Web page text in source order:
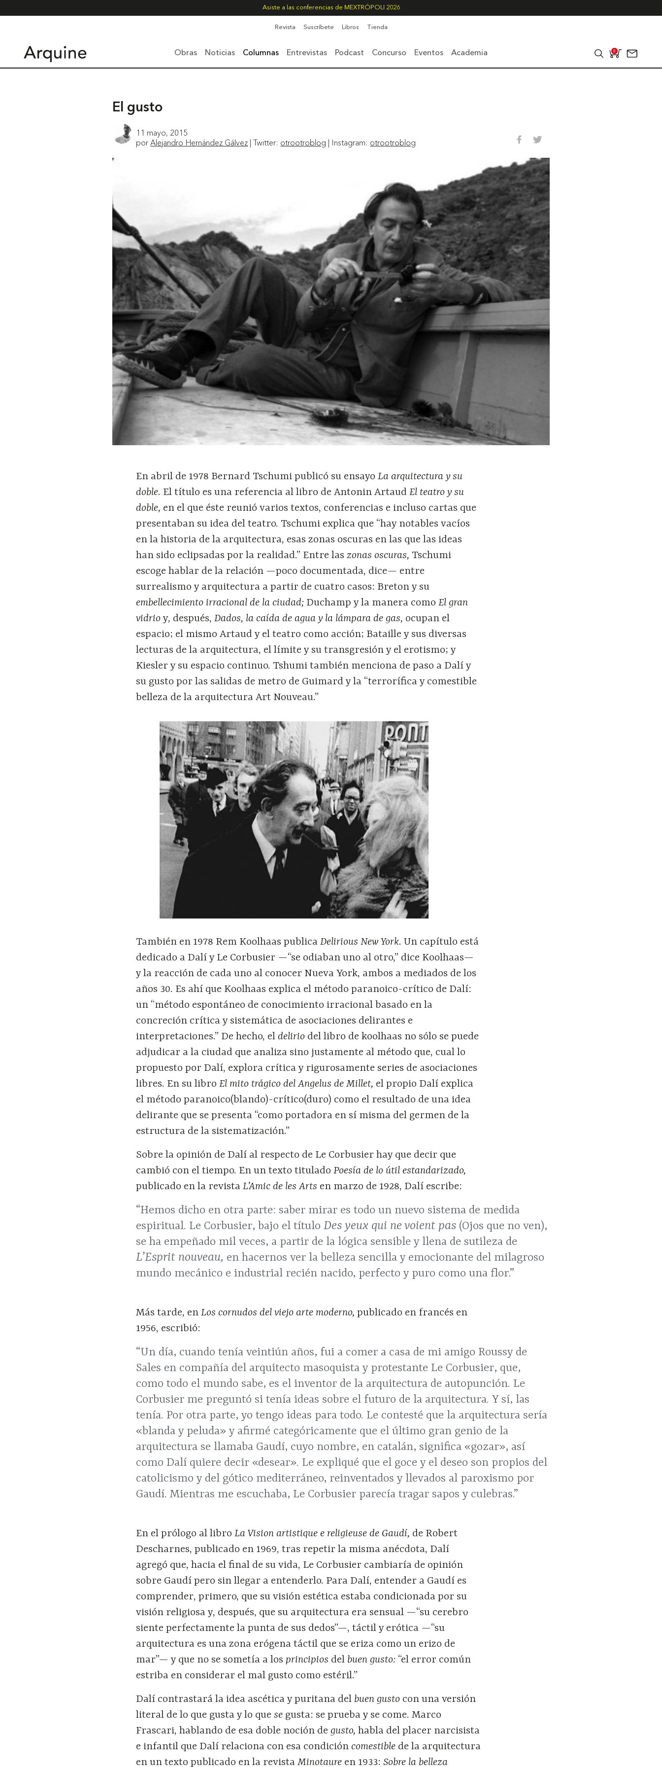
Asiste a las conferencias de MEXTRÓPOLI 2026
Revista Suscríbete Libros Tienda
Obras Noticias Columnas Entrevistas Podcast Concurso Eventos Academia 0
El gusto
11 mayo, 2015
porAlejandro Hernández Gálvez | Twitter: otrootroblog | Instagram: otrootroblog
En abril de 1978 Bernard Tschumi publicó su ensayoLa arquitectura y su
doble. El título es una referencia al libro de Antonin ArtaudEl teatro y su
doble, en el que éste reunió varios textos, conferencias e incluso cartas que
presentaban su idea del teatro. Tschumi explica que “hay notables vacíos
en la historia de la arquitectura, esas zonas oscuras en las que las ideas
han sido eclipsadas por la realidad.” Entre laszonas oscuras, Tschumi
escoge hablar de la relación —poco documentada, dice— entre
surrealismo y arquitectura a partir de cuatro casos: Breton y su
embellecimiento irracional de la ciudad; Duchamp y la manera comoEl gran
vidrioy, después,Dados, la caída de agua y la lámpara de gas, ocupan el
espacio; el mismo Artaud y el teatro como acción; Bataille y sus diversas
lecturas de la arquitectura, el límite y su transgresión y el erotismo; y
Kiesler y su espacio continuo. Tshumi también menciona de paso a Dalí y
su gusto por las salidas de metro de Guimard y la “terrorífica y comestible
belleza de la arquitectura Art Nouveau.”
También en 1978 Rem Koolhaas publicaDelirious New York.Un capítulo está
dedicado a Dalí y Le Corbusier —“se odiaban uno al otro,” dice Koolhaas—
y la reacción de cada uno al conocer Nueva York, ambos a mediados de los
años 30. Es ahí que Koolhaas explica el método paranoico-crítico de Dalí:
un “método espontáneo de conocimiento irracional basado en la
concreción crítica y sistemática de asociaciones delirantes e
interpretaciones.” De hecho, eldelirio del libro de koolhaas no sólo se puede
adjudicar a la ciudad que analiza sino justamente al método que, cual lo
propuesto por Dalí, explora crítica y rigurosamente series de asociaciones
libres. En su libroEl mito trágico del Angelus de Millet, el propio Dalí explica
el método paranoico(blando)-crítico(duro) como el resultado de una idea
delirante que se presenta “como portadora en sí misma del germen de la
estructura de la sistematización.”
Sobre la opinión de Dalí al respecto de Le Corbusier hay que decir que
cambió con el tiempo. En un texto tituladoPoesía de lo útil estandarizado,
publicado en la revistaL’Amic de les Arts en marzo de 1928, Dalí escribe:
“Hemos dicho en otra parte: saber mirar es todo un nuevo sistema de medida
espiritual. Le Corbusier, bajo el títuloDes yeux qui ne voient pas (Ojos que no ven),
se ha empeñado mil veces, a partir de la lógica sensible y llena de sutileza de
L’Esprit nouveau, en hacernos ver la belleza sencilla y emocionante del milagroso
mundo mecánico e industrial recién nacido, perfecto y puro como una flor.”
Más tarde, enLos cornudos del viejo arte moderno,publicado en francés en
1956, escribió:
“Un día, cuando tenía veintiún años, fui a comer a casa de mi amigo Roussy de
Sales en compañía del arquitecto masoquista y protestante Le Corbusier, que,
como todo el mundo sabe, es el inventor de la arquitectura de autopunción. Le
Corbusier me preguntó si tenía ideas sobre el futuro de la arquitectura. Y sí, las
tenía. Por otra parte, yo tengo ideas para todo. Le contesté que la arquitectura sería
«blanda y peluda» y afirmé categóricamente que el último gran genio de la
arquitectura se llamaba Gaudí, cuyo nombre, en catalán, significa «gozar», así
como Dalí quiere decir «desear». Le expliqué que el goce y el deseo son propios del
catolicismo y del gótico mediterráneo, reinventados y llevados al paroxismo por
Gaudí. Mientras me escuchaba, Le Corbusier parecía tragar sapos y culebras.”
En el prólogo al libroLa Vision artistique e religieuse de Gaudí, de Robert
Descharnes, publicado en 1969, tras repetir la misma anécdota, Dalí
agregó que, hacia el final de su vida, Le Corbusier cambiaría de opinión
sobre Gaudí pero sin llegar a entenderlo. Para Dalí, entender a Gaudí es
comprender, primero, que su visión estética estaba condicionada por su
visión religiosa y, después, que su arquitectura era sensual —“su cerebro
siente perfectamente la punta de sus dedos”—, táctil y erótica —“su
arquitectura es una zona erógena táctil que se eriza como un erizo de
mar”— y que no se sometía a los principios del buen gusto: “el error común
estriba en considerar el mal gusto como estéril.”
Dalí contrastará la idea ascética y puritana del buen gusto con una versión
literal de lo que gusta y lo quese gusta: se prueba y se come. Marco
Frascari, hablando de esa doble noción de gusto,habla del placer narcisista
e infantil que Dalí relaciona con esa condicióncomestible de la arquitectura
en un texto publicado en la revistaMinotaure en 1933:Sobre la belleza